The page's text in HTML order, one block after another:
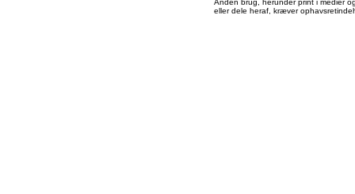
Anden brug, herunder print i medier
eller dele heraf, kræver